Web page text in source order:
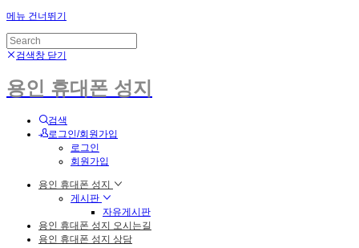
메뉴 건너뛰기
검색창 닫기
용인 휴대폰 성지
검색
로그인/회원가입
로그인
회원가입
용인 휴대폰 성지
게시판
자유게시판
용인 휴대폰 성지 오시는길
용인 휴대폰 성지 상담